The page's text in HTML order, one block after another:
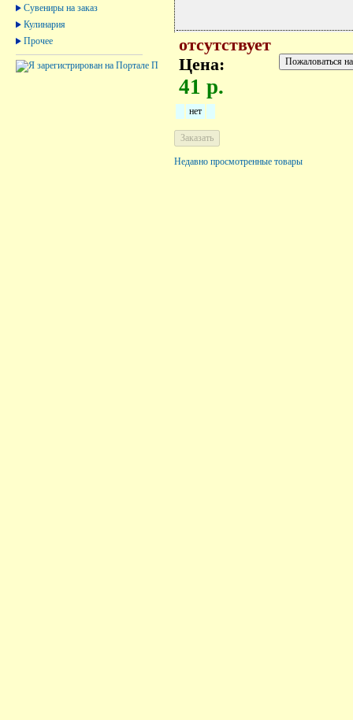
Сувениры на заказ
Кулинария
Прочее
отсутствует
Цена:
41 р.
нет
Недавно просмотренные товары